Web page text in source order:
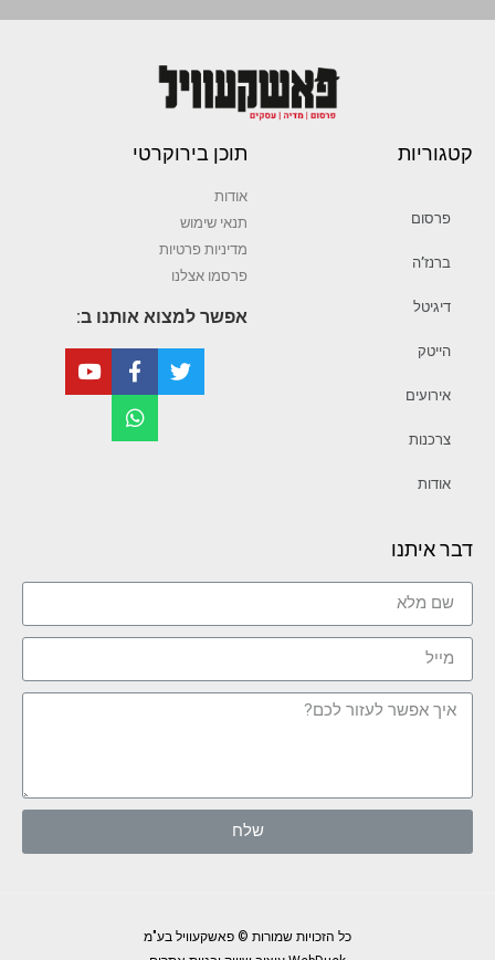
קטגוריות
פרסום
ברנז’ה
דיגיטל
הייטק
אירועים
צרכנות
אודות
תוכן בירוקרטי
אודות
תנאי שימוש
מדיניות פרטיות
פרסמו אצלנו
אפשר למצוא אותנו ב:
דבר איתנו
שלח
כל הזכויות שמורות © פאשקעוויל בע"מ